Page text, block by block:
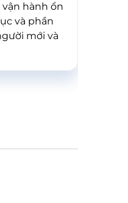
hành ổn
và phần
mới và